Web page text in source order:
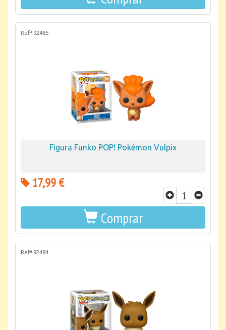
Refª 92485
Figura Funko POP! Pokémon Vulpix
17,99 €
Comprar
Refª 92484